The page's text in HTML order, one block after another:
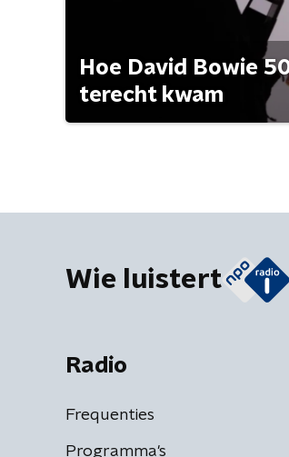
Hoe David Bowie
terecht kwam
Wie luistert
Radio
Frequenties
Programma's